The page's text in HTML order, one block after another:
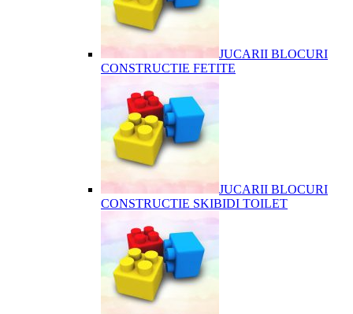
JUCARII BLOCURI
CONSTRUCTIE FETITE
JUCARII BLOCURI
CONSTRUCTIE SKIBIDI TOILET